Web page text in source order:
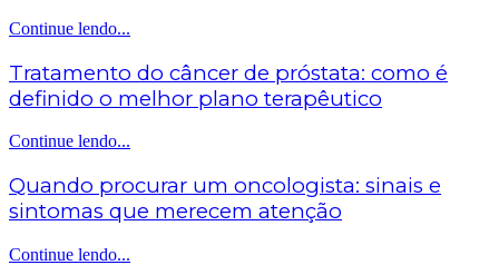
Continue lendo...
Tratamento do câncer de próstata: como é
definido o melhor plano terapêutico
Continue lendo...
Quando procurar um oncologista: sinais e
sintomas que merecem atenção
Continue lendo...